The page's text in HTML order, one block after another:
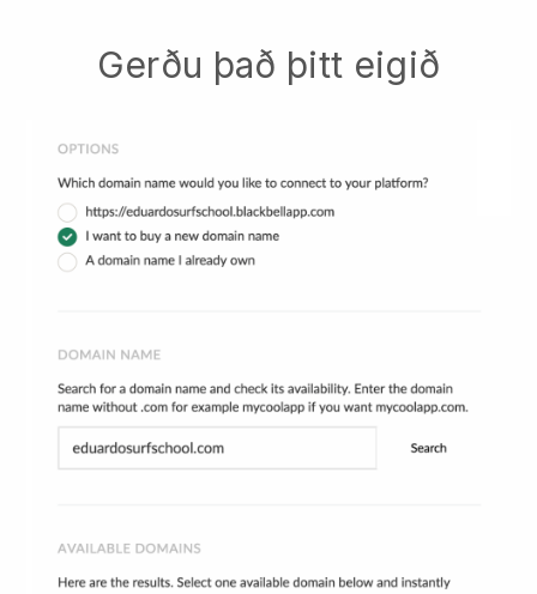
Gerðu það þitt eigið